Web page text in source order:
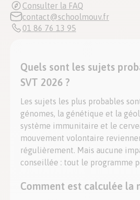
Consulter la FAQ
contact@schoolmouv.fr
01 86 76 13 95
Quels sont les sujets
SVT 2026 ?
Les sujets les plus probables
génomes, la génétique et la
système immunitaire et le
mouvement volontaire
régulièrement. Mais aucune
conseillée : tout le programme
Comment est calculée la